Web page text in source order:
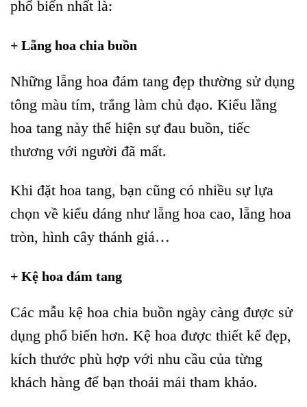
phổ biến nhất là:
+ Lẵng hoa chia buồn
Những lẵng hoa đám tang đẹp thường sử dụng
tông màu tím, trắng làm chủ đạo. Kiểu lẳng
hoa tang này thể hiện sự đau buồn, tiếc
thương với người đã mất.
Khi đặt hoa tang, bạn cũng có nhiều sự lựa
chọn về kiểu dáng như lẵng hoa cao, lẵng hoa
tròn, hình cây thánh giá…
+ Kệ hoa đám tang
Các mẫu kệ hoa chia buồn ngày càng được sử
dụng phổ biến hơn. Kệ hoa được thiết kế đẹp,
kích thước phù hợp với nhu cầu của từng
khách hàng để bạn thoải mái tham khảo.